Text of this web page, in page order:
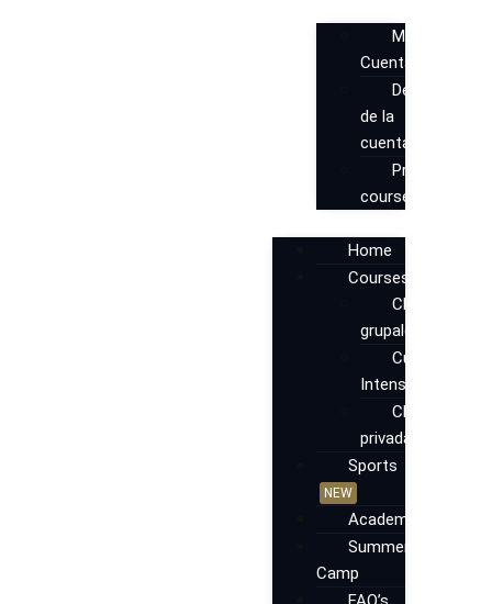
Mi
Cuenta
Detalles
de la
cuenta
Private
courses
Home
Courses
Clases
grupales
Cursos
Intensivos
Clases
privadas
Sports
NEW
Academy
Summer
Camp